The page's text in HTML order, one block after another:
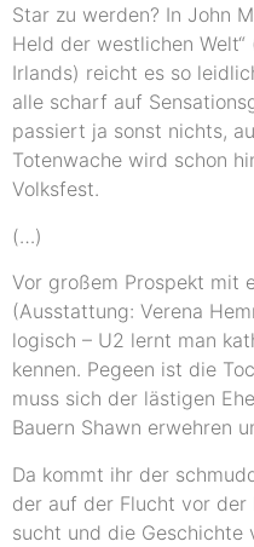
Star zu werden? In John
Held der westlichen
Irlands) reicht es so
alle scharf auf
passiert ja sonst nichts,
Totenwache wird schon
Volksfest.
(…)
Vor großem Prospekt mit
(Ausstattung: Verena
logisch – U2 lernt man
kennen. Pegeen ist die
muss sich der lästigen
Bauern Shawn erwehren
Da kommt ihr der
der auf der Flucht vor
sucht und die Geschichte